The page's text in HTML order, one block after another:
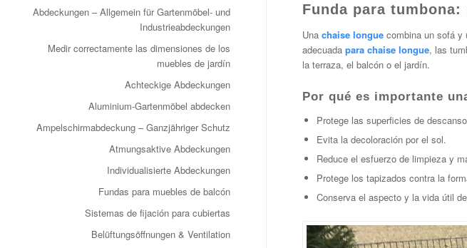
Funda para
Una chaise longuecombina un sofá y
adecuada para chaise longue, las
la terraza, el balcón o el jardín.
Por qué es importante
Protege las superficies de
Evita la decoloración por el sol.
Reduce el esfuerzo de limpieza y
Protege los tapizados contra la
Conserva el aspecto y la vida útil
Abdeckungen – Allgemein für Gartenmöbel- und
Industrieabdeckungen
Medir correctamente las dimensiones de los
muebles de jardín
Achteckige Abdeckungen
Aluminium-Gartenmöbel abdecken
Ampelschirmabdeckung – Ganzjähriger Schutz
Atmungsaktive Abdeckungen
Individualisierte Abdeckungen
Fundas para muebles de balcón
Sistemas de fijación para cubiertas
Belüftungsöffnungen & Ventilation